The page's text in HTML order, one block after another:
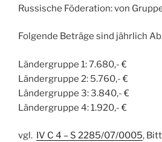
Russische Föderation: von
Folgende Beträge sind jährlich
Ländergruppe 1: 7.680,- €
Ländergruppe 2: 5.760,- €
Ländergruppe 3: 3.840,- €
Ländergruppe 4: 1.920,- €
vgl. IV C 4 – S 2285/07/0005,